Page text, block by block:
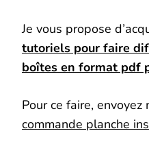
Je vous propose
tutoriels pour faire
boîtes en format pdf
Pour ce faire, envoyez
commande planche